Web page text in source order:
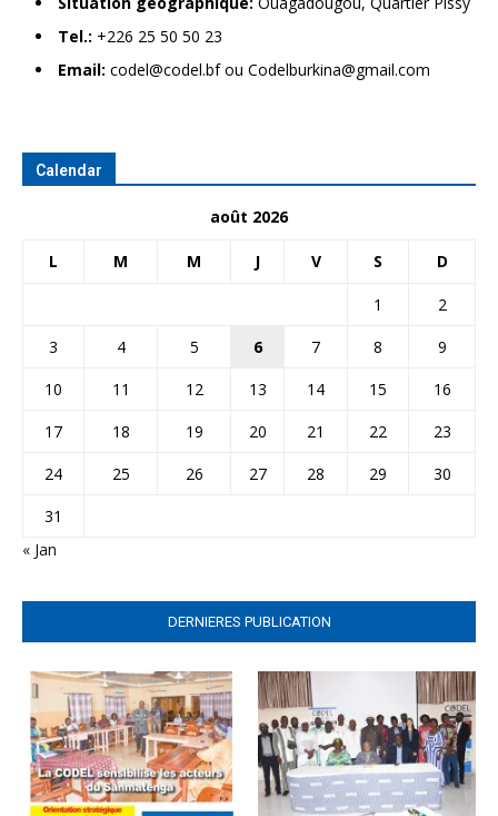
Tel.: +226 25 50 50 23
Email: codel@codel.bf ou Codelburkina@gmail.com
Calendar
août 2026
L M M J V S D
1
2
3
4 5 6 7 8
9
10
11 12 13 14 15
16
17
18 19 20 21 22
23
24
25 26 27 28 29
30
31
« Jan
DERNIERES PUBLICATION